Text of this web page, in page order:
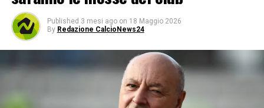
Published 3 mesi ago on 18 Maggio 2026
By Redazione CalcioNews24